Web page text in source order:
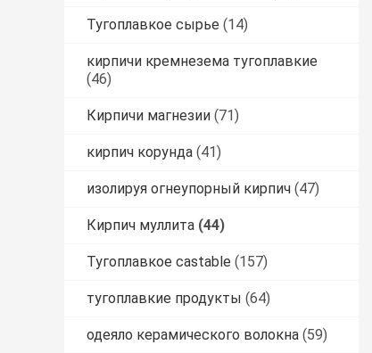
Тугоплавкое сырье (14)
кирпичи кремнезема тугоплавкие
(46)
Кирпичи магнезии (71)
кирпич корунда (41)
изолируя огнеупорный кирпич (47)
Кирпич муллита (44)
Тугоплавкое castable (157)
тугоплавкие продукты (64)
одеяло керамического волокна (59)